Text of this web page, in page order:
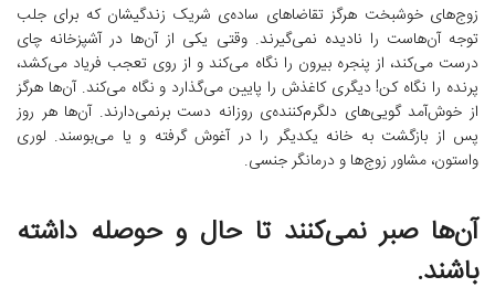
زوج‌های خوشبخت هرگز تقاضاهای ساده‌ی شریک زندگیشان که برای جلب
توجه آن‌هاست را نادیده نمی‌گیرند. وقتی یکی از آن‌ها در آشپزخانه چای
درست می‌کند، از پنجره بیرون را نگاه می‌کند و از روی تعجب فریاد می‌کشد،
پرنده را نگاه کن! دیگری کاغذش را پایین می‌گذارد و نگاه می‌کند. آن‌ها هرگز
از خوش‌آمد گویی‌های دلگرم‌کننده‌ی روزانه دست برنمی‌دارند. آن‌ها هر روز
پس از بازگشت به خانه یکدیگر را در آغوش گرفته و یا می‌بوسند. لوری
واستون، مشاور زوج‌ها و درمانگر جنسی.
آن‌ها صبر نمی‌کنند تا حال و حوصله داشته
باشند.